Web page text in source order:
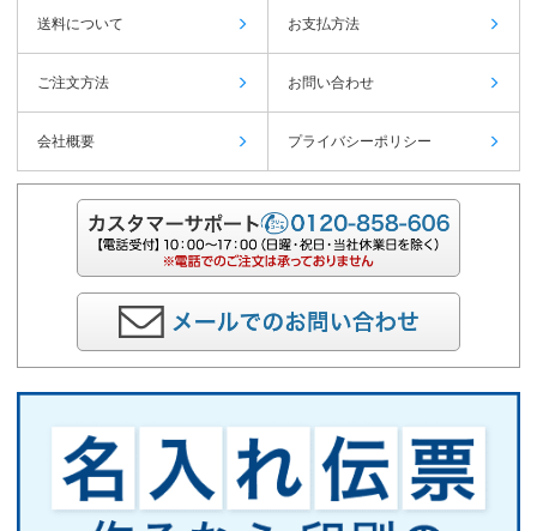
送料について お支払方法
ご注文方法 お問い合わせ
会社概要 プライバシーポリシー